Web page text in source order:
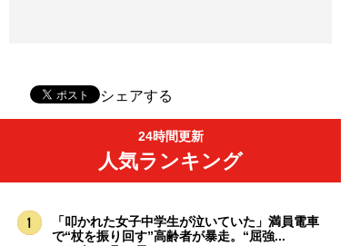
シェアする
24時間更新
人気ランキング
「叩かれた女子中学生が泣いていた」満員電車
で“杖を振り回す”高齢者が暴走。“屈強...